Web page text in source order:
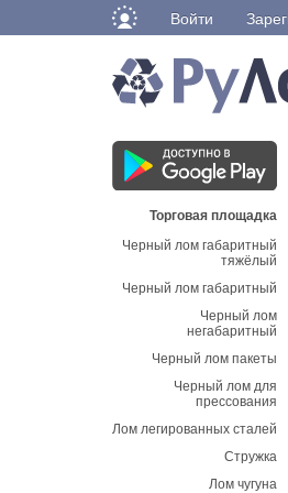
Войти
Торговая площадка
Черный лом габаритный
тяжёлый
Черный лом габаритный
Черный лом
негабаритный
Черный лом пакеты
Черный лом для
прессования
Лом легированных сталей
Стружка
Лом чугуна